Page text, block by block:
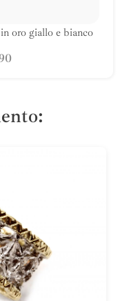
oro giallo e bianco